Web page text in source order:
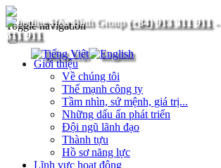
(+84) 913 311 911-
311 911
Toggle navigation
Giới thiệu
Về chúng tôi
Thế mạnh công ty
Tầm nhìn, sứ mệnh, giá trị...
Những dấu ấn phát triển
Đội ngũ lãnh đạo
Thành tựu
Hồ sơ năng lực
Lĩnh vực hoạt động